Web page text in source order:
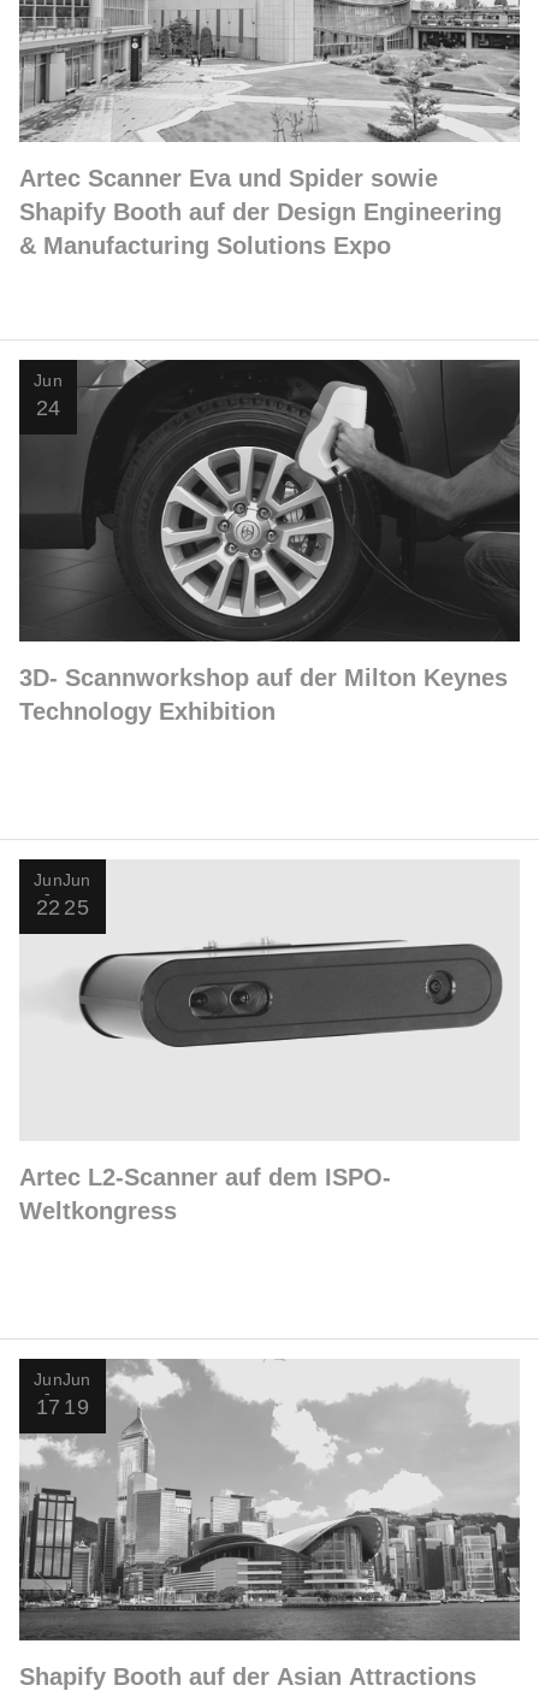
Artec Scanner Eva und Spider sowie
Shapify Booth auf der Design Engineering
& Manufacturing Solutions Expo
Jun
24
3D- Scannworkshop auf der Milton Keynes
Technology Exhibition
Jun
22
Jun
25
Artec L2-Scanner auf dem ISPO-
Weltkongress
Jun
17
Jun
19
Shapify Booth auf der Asian Attractions